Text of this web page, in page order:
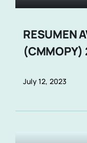
RESUMEN
(CMMOPY)
July 12, 2023